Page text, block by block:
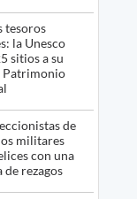
tesoros
la Unesco
sitios a su
Patrimonio
de
militares
con una
de rezagos